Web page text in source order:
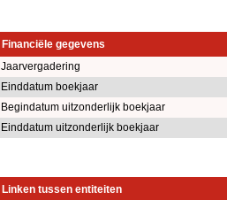
Financiële gegevens
Jaarvergadering
Einddatum boekjaar
Begindatum uitzonderlijk boekjaar
Einddatum uitzonderlijk boekjaar
Linken tussen entiteiten